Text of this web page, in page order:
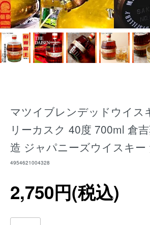
マツイブレンデッドウイス
リーカスク 40度 700ml 倉
造 ジャパニーズウイスキー
4954621004328
2,750円(税込)